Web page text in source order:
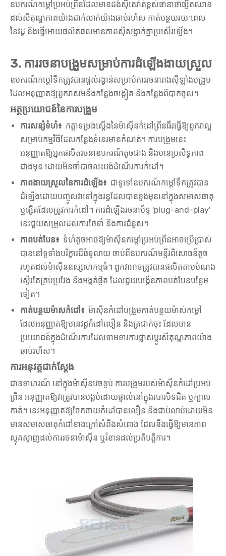
ឧបករណ៍កម្តៅប្រអប់ព្រីនដែលមានដង់ស៊ីតេវ៉ាត់ខ្ពស់ធានាថាផ្សិតឈាន
ដល់សីតុណ្ហភាពយ៉ាងជាក់លាក់យ៉ាងឆាប់រហ័ស កាត់បន្ថយរយៈពេល
នៃវដ្ត និងធ្វើអោយផលិតផលមានភាពស៊ីសង្វាក់គ្នាប្រសើរឡើង។
3. ការរចនាបង្រួមសម្រាប់ការដំឡើងងាយស្រួល
ឧបករណ៍កម្តៅទឹកត្រូវបានផ្តល់រង្វាន់សម្រាប់ការរចនារាងស៊ីឡាំងបង្រួម
ដែលអនុញ្ញាតឱ្យពួកវាសមនឹងកន្លែងចង្អៀត និងកន្លែងពិបាកចូល។
អត្ថប្រយោជន៍នៃការបង្រួម
ការសន្សំទំហំ៖ កត្តាទម្រង់ស្ដើងនៃម៉ាស៊ីនកំដៅព្រីនធឺរធ្វើឱ្យពួកវាល្អ
សម្រាប់កម្មវិធីដែលកន្លែងទំនេរមានកំណត់។ ការបង្រួមនេះ
អនុញ្ញាតឱ្យអ្នកផលិតរចនាឧបករណ៍តូចជាង និងមានប្រសិទ្ធភាព
ជាងមុន ដោយមិនចាំបាច់លះបង់ដំណើរការកំដៅ។
ភាពងាយស្រួលនៃការដំឡើង៖ ជាទូទៅឧបករណ៍កម្តៅទឹកត្រូវបាន
ដំឡើងដោយបញ្ចូលវាទៅក្នុងរន្ធដែលបានខួងមុននៅក្នុងសមាសធាតុ
ឬផ្សិតដែលត្រូវការកំដៅ។ ការដំឡើងរចនាប័ទ្ម 'plug-and-play'
នេះជួយសម្រួលដល់ការថែទាំ និងការជំនួស។
ភាពបត់បែន៖ ទំហំតូចអាចឱ្យម៉ាស៊ីនកម្តៅប្រអប់ព្រីនអាចប្រើប្រាស់
បាននៅទូទាំងបរិក្ខារដ៏ធំទូលាយ ចាប់ពីឧបករណ៍មន្ទីរពិសោធន៍តូច
រហូតដល់ម៉ាស៊ីនឧស្សាហកម្មធំ។ ពួកវាអាចត្រូវបានផលិតតាមបំណង
ស្ទើរតែគ្រប់ប្រវែង និងអង្កត់ផ្ចិត ដែលជួយបង្កើនភាពបត់បែនបន្ថែម
ទៀត។
កាត់បន្ថយម៉ាសកំដៅ៖ ម៉ាស៊ីនកំដៅបង្រួមកាត់បន្ថយម៉ាស់កម្ដៅ
ដែលអនុញ្ញាតឱ្យមានវដ្តកំដៅលឿន និងត្រជាក់ចុះ ដែលមាន
ប្រយោជន៍ក្នុងដំណើរការដែលទាមទារការផ្លាស់ប្តូរសីតុណ្ហភាពយ៉ាង
ឆាប់រហ័ស។
ការអនុវត្តជាក់ស្តែង
ជាឧទាហរណ៍ នៅក្នុងម៉ាស៊ីនវេចខ្ចប់ ការបង្រួមរបស់ម៉ាស៊ីនកំដៅប្រអប់
ព្រីន អនុញ្ញាតឱ្យវាត្រូវបានបង្កប់ដោយផ្ទាល់នៅក្នុងរបារបិទជិត ឬក្បាល
កាត់។ នេះអនុញ្ញាតឱ្យចែកចាយកំដៅបានលឿន និងជាប់លាប់ដោយមិន
មានសមាសធាតុកំដៅខាងក្រៅសំពីងសំពោង ដែលនឹងធ្វើឱ្យមានភាព
ស្មុគស្មាញដល់ការរចនាម៉ាស៊ីន ឬរំខានដល់ប្រតិបត្តិការ។